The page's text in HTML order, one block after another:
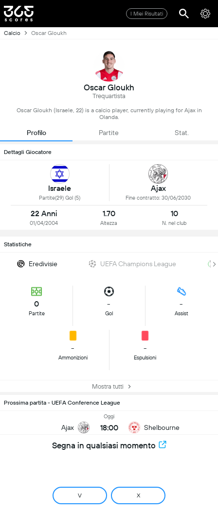
I Miei Risultati
Calcio Oscar Gloukh
Oscar Gloukh
Trequartista
Oscar Gloukh (Israele, 22) is a calcio player, currently playing for Ajax in
Olanda.
Profilo Partite Stat.
Dettagli Giocatore
Israele
Partite(29) Gol (5)
Ajax
Fine contratto: 30/06/2030
22 Anni
01/04/2004
1.70
Altezza
10
N. nel club
Statistiche
Eredivisie UEFA Champions League
0
Partite
-
Gol
-
Assist
-
Ammonizioni
-
Espulsioni
Mostra tutti
Prossima partita - UEFA Conference League
Ajax
Oggi
18:00 Shelbourne
Segna in qualsiasi momento
V X